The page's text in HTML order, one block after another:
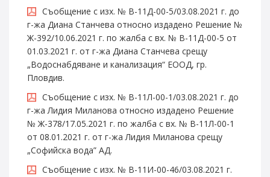
Съобщение с изх. № В-11Д-00-5/03.08.2021 г. до
г-жа Диана Станчева относно издадено Решение №
Ж-392/10.06.2021 г. по жалба с вх. № В-11Д-00-5 от
01.03.2021 г. от г-жа Диана Станчева срещу
„Водоснабдяване и канализация“ ЕООД, гр.
Пловдив.
Съобщение с изх. № В-11Л-00-1/03.08.2021 г. до
г-жа Лидия Миланова относно издадено Решение
№ Ж-378/17.05.2021 г. по жалба с вх. № В-11Л-00-1
от 08.01.2021 г. от г-жа Лидия Миланова срещу
„Софийска вода” АД.
Съобщение с изх. № В-11И-00-46/03.08.2021 г.